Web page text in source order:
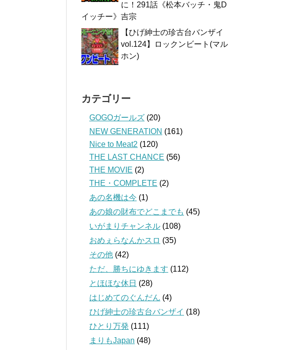
に！291話《松本バッチ・鬼D
イッチー》吉宗
【ひげ紳士の珍古台バンザイ
vol.124】ロックンビート(マル
ホン)
カテゴリー
GOGOガールズ (20)
NEW GENERATION (161)
Nice to Meat2 (120)
THE LAST CHANCE (56)
THE MOVIE (2)
THE・COMPLETE (2)
あの名機は今 (1)
あの娘の財布でどこまでも (45)
いがまりチャンネル (108)
おめぇらなんかスロ (35)
その他 (42)
ただ、勝ちにゆきます (112)
とほほな休日 (28)
はじめてのぐんだん (4)
ひげ紳士の珍古台バンザイ (18)
ひとり万発 (111)
まりもJapan (48)